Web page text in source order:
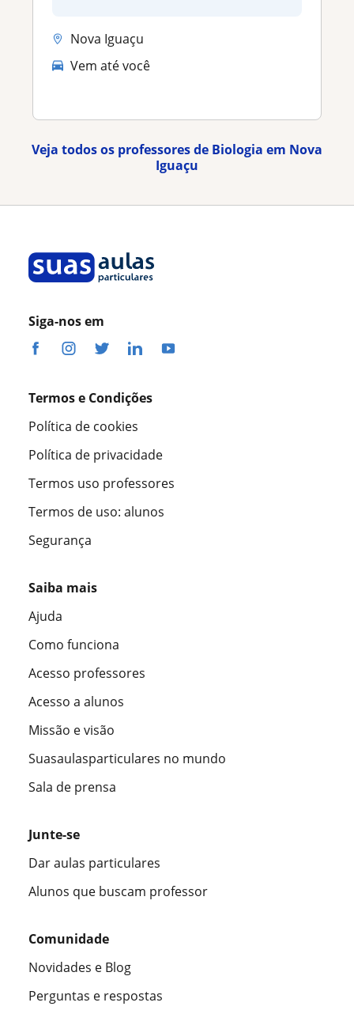
Nova Iguaçu
Vem até você
Veja todos os professores de Biologia em Nova
Iguaçu
Siga-nos em
Termos e Condições
Política de cookies
Política de privacidade
Termos uso professores
Termos de uso: alunos
Segurança
Saiba mais
Ajuda
Como funciona
Acesso professores
Acesso a alunos
Missão e visão
Suasaulasparticulares no mundo
Sala de prensa
Junte-se
Dar aulas particulares
Alunos que buscam professor
Comunidade
Novidades e Blog
Perguntas e respostas